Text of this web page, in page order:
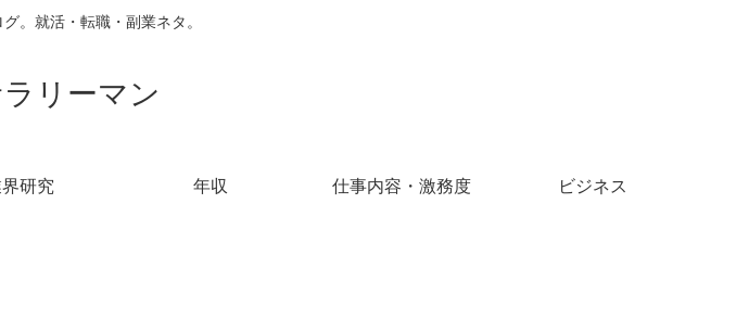
。就活・転職・副業ネタ。
リーマン
研究 年収 仕事内容・激務度 ビジネス